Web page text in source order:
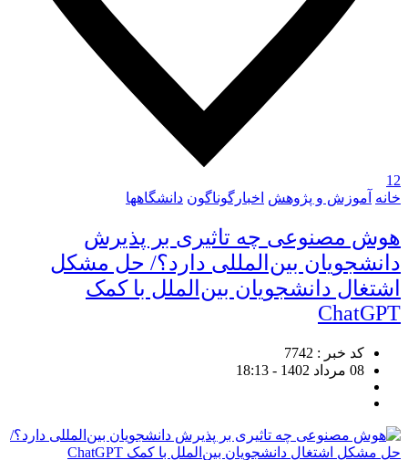
12
خانه آموزش و پژوهش اخبارگوناگون دانشگاهها
هوش مصنوعی چه تاثیری بر پذیرش
دانشجویان بین‌المللی دارد؟/ حل مشکل
اشتغال دانشجویان بین‌الملل با کمک
ChatGPT
کد خبر : 7742
08 مرداد 1402 - 18:13